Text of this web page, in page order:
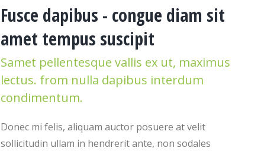
Fusce dapibus - congue diam sit
amet tempus suscipit
Samet pellentesque vallis ex ut, maximus
lectus. from nulla dapibus interdum
condimentum.
Donec mi felis, aliquam auctor posuere at velit
sollicitudin ullam in hendrerit ante, non sodales